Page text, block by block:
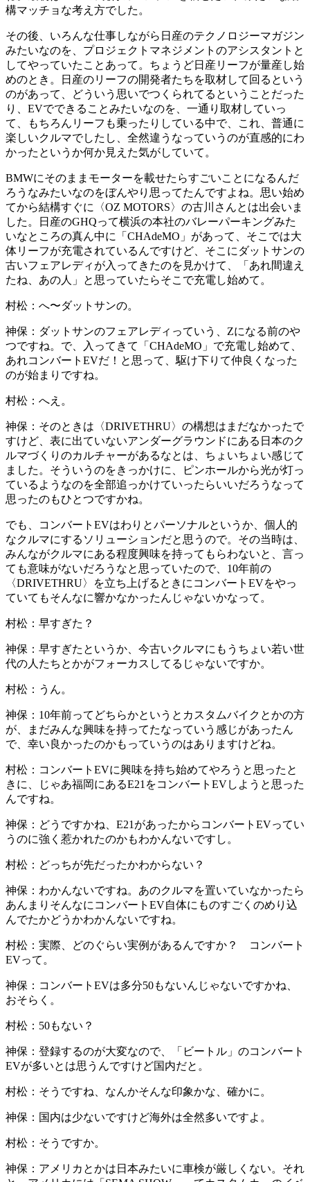
構マッチョな考え方でした。
その後、いろんな仕事しながら日産のテクノロジーマガジン
みたいなのを、プロジェクトマネジメントのアシスタントと
してやっていたことあって。ちょうど日産リーフが量産し始
めのとき。日産のリーフの開発者たちを取材して回るという
のがあって、どういう思いでつくられてるということだった
り、EVでできることみたいなのを、一通り取材していっ
て、もちろんリーフも乗ったりしている中で、これ、普通に
楽しいクルマでしたし、全然違うなっていうのが直感的にわ
かったというか何か見えた気がしていて。
BMWにそのままモーターを載せたらすごいことになるんだ
ろうなみたいなのをぼんやり思ってたんですよね。思い始め
てから結構すぐに〈OZ MOTORS〉の古川さんとは出会いま
した。日産のGHQって横浜の本社のバレーパーキングみた
いなところの真ん中に「CHAdeMO」があって、そこでは大
体リーフが充電されているんですけど、そこにダットサンの
古いフェアレディが入ってきたのを見かけて、「あれ間違え
たね、あの人」と思っていたらそこで充電し始めて。
村松： へ〜ダットサンの。
神保： ダットサンのフェアレディっていう、Zになる前のや
つですね。で、入ってきて「CHAdeMO」で充電し始めて、
あれコンバートEVだ！と思って、駆け下りて仲良くなった
のが始まりですね。
村松： へえ。
神保： そのときは〈DRIVETHRU〉の構想はまだなかったで
すけど、表に出ていないアンダーグラウンドにある日本のク
ルマづくりのカルチャーがあるなとは、ちょいちょい感じて
ました。そういうのをきっかけに、ピンホールから光が灯っ
ているようなのを全部追っかけていったらいいだろうなって
思ったのもひとつですかね。
でも、コンバートEVはわりとパーソナルというか、個人的
なクルマにするソリューションだと思うので。その当時は、
みんながクルマにある程度興味を持ってもらわないと、言っ
ても意味がないだろうなと思っていたので、10年前の
〈DRIVETHRU〉を立ち上げるときにコンバートEVをやっ
ていてもそんなに響かなかったんじゃないかなって。
村松： 早すぎた？
神保： 早すぎたというか、今古いクルマにもうちょい若い世
代の人たちとかがフォーカスしてるじゃないですか。
村松： うん。
神保： 10年前ってどちらかというとカスタムバイクとかの方
が、まだみんな興味を持ってたなっていう感じがあったん
で、幸い良かったのかもっていうのはありますけどね。
村松： コンバートEVに興味を持ち始めてやろうと思ったと
きに、じゃあ福岡にあるE21をコンバートEVしようと思った
んですね。
神保： どうですかね、E21があったからコンバートEVってい
うのに強く惹かれたのかもわかんないですし。
村松： どっちが先だったかわからない？
神保： わかんないですね。あのクルマを置いていなかったら
あんまりそんなにコンバートEV自体にものすごくのめり込
んでたかどうかわかんないですね。
村松： 実際、どのぐらい実例があるんですか？ コンバート
EVって。
神保： コンバートEVは多分50もないんじゃないですかね、
おそらく。
村松： 50もない？
神保： 登録するのが大変なので、「ビートル」のコンバート
EVが多いとは思うんですけど国内だと。
村松： そうですね、なんかそんな印象かな、確かに。
神保： 国内は少ないですけど海外は全然多いですよ。
村松： そうですか。
神保： アメリカとかは日本みたいに車検が厳しくない。それ